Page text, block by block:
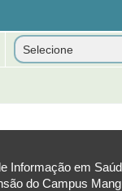
Informação em
do Campus